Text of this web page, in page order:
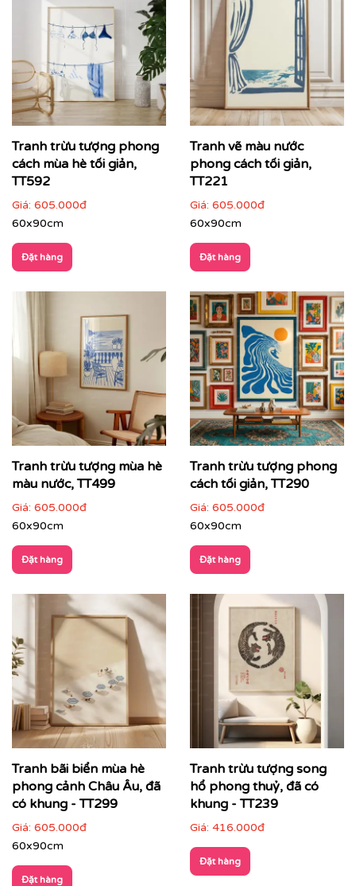
Điểm đặc trưng của tranh trừu tượng
Tự do trong hình thức
: không bị giới hạn bởi quy
tắc mô tả
Tạo điểm nhấn thị giác mạnh: thu hút ánh nhìn
ngay từ cái nhìn đầu tiên
Dễ cá nhân hóa: linh hoạt về màu sắc, bố cục, kích
thước
cách riêng
Tranh trừu tượng phù hợp với nhiều loại hình không
Phòng khách hiện đại, căn hộ cao cấp: làm điểm
nhấn trung tâm
Tranh trừu tượng phong
cách mùa hè tối giản,
TT592
Giá: 605.000đ
60x90cm
Đặt hàng
Tranh vẽ màu nước
phong cách tối giản,
TT221
Giá: 605.000đ
60x90cm
Đặt hàng
Tranh trừu tượng mùa hè
màu nước, TT499
Giá: 605.000đ
60x90cm
Đặt hàng
Tranh trừu tượng phong
cách tối giản, TT290
Giá: 605.000đ
60x90cm
Đặt hàng
Tranh bãi biển mùa hè
phong cảnh Châu Âu, đã
có khung - TT299
Giá: 605.000đ
60x90cm
Đặt hàng
Tranh trừu tượng song
hổ phong thuỷ, đã có
khung - TT239
Giá: 416.000đ
Đặt hàng